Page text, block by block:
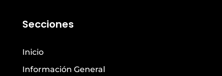
Secciones
Inicio
Información General